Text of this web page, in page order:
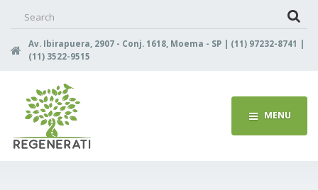
Av. Ibirapuera, 2907 - Conj. 1618, Moema - SP | (11) 97232-8741 |
(11) 3522-9515
MENU